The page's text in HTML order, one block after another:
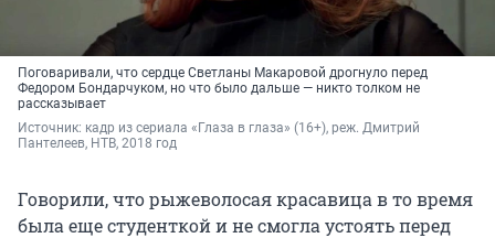
Поговаривали, что сердце Светланы Макаровой дрогнуло перед
Федором Бондарчуком, но что было дальше — никто толком не
рассказывает
Источник: кадр из сериала «Глаза в глаза» (16+), реж. Дмитрий
Пантелеев, НТВ, 2018 год
Говорили, что рыжеволосая красавица в то время
была еще студенткой и не смогла устоять перед